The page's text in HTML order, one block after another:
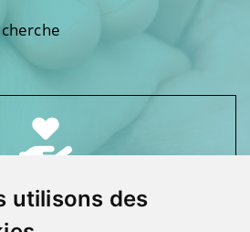
utilisons des
fait une différence